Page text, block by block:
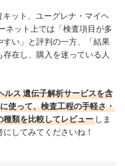
ット、ユーグレナ・マイヘ
ネット上では「検査項目が多
すい」と評判の一方、「結果
在し、購入を迷っている人
ルス 遺伝子解析サービスを含
使って、検査工程の手軽さ・
類を比較してレビュー しま
してみてくださいね！